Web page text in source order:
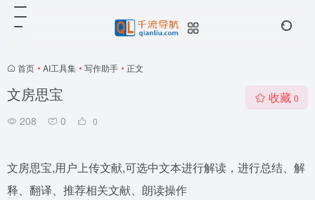
首页 • AI工具集 • 写作助手 • 正文
文房思宝
208 0 0
收藏 0
文房思宝,用户上传文献,可选中文本进行解读，进行总结、解
释、翻译、推荐相关文献、朗读操作